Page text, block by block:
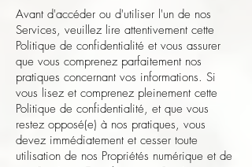
Avant d'accéder ou d'utiliser l'un de nos
Services, veuillez lire attentivement cette
Politique de confidentialité et vous assurer
que vous comprenez parfaitement nos
pratiques concernant vos informations. Si
vous lisez et comprenez pleinement cette
Politique de confidentialité, et que vous
restez opposé(e) à nos pratiques, vous
devez immédiatement et cesser toute
utilisation de nos Propriétés numérique et de